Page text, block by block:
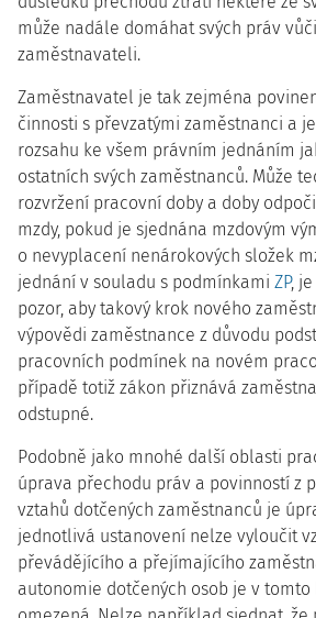
může nadále domáhat svých práv
zaměstnavateli.
Zaměstnavatel je tak zejména
činnosti s převzatými zaměstnanci a
rozsahu ke všem právním jednáním
ostatních svých zaměstnanců. Může
rozvržení pracovní doby a doby
mzdy, pokud je sjednána mzdovým
o nevyplacení nenárokových složek
jednání v souladu s podmínkami ZP,
pozor, aby takový krok nového
výpovědi zaměstnance z důvodu
pracovních podmínek na novém
případě totiž zákon přiznává
odstupné.
Podobně jako mnohé další oblasti
úprava přechodu práv a povinností z
vztahů dotčených zaměstnanců je
jednotlivá ustanovení nelze vyloučit
převádějícího a přejímajícího
autonomie dotčených osob je v tomto